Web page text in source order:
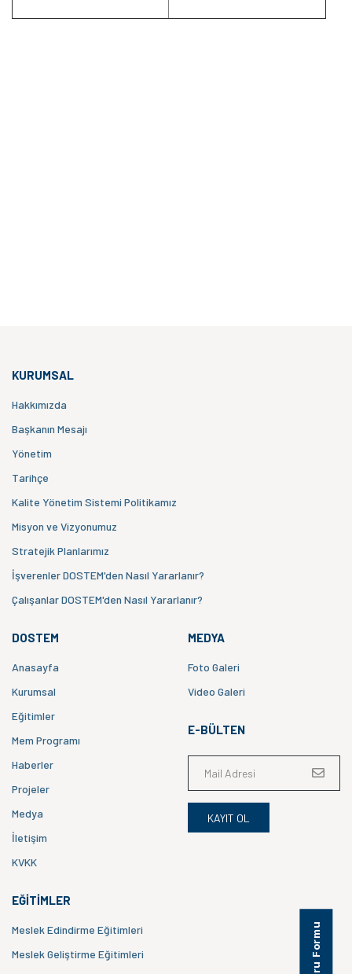
KURUMSAL
Hakkımızda
Başkanın Mesajı
Yönetim
Tarihçe
Kalite Yönetim Sistemi Politikamız
Misyon ve Vizyonumuz
Stratejik Planlarımız
İşverenler DOSTEM'den Nasıl Yararlanır?
Çalışanlar DOSTEM'den Nasıl Yararlanır?
DOSTEM
Anasayfa
Kurumsal
Eğitimler
Mem Programı
Haberler
Projeler
Medya
İletişim
KVKK
MEDYA
Foto Galeri
Video Galeri
E-BÜLTEN
KAYIT OL
EĞITIMLER
Meslek Edindirme Eğitimleri
Meslek Geliştirme Eğitimleri